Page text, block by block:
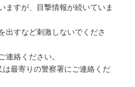
ますが、目撃情報が続いていま
出すなど刺激しないでくださ
連絡ください。
は最寄りの警察署にご連絡くだ